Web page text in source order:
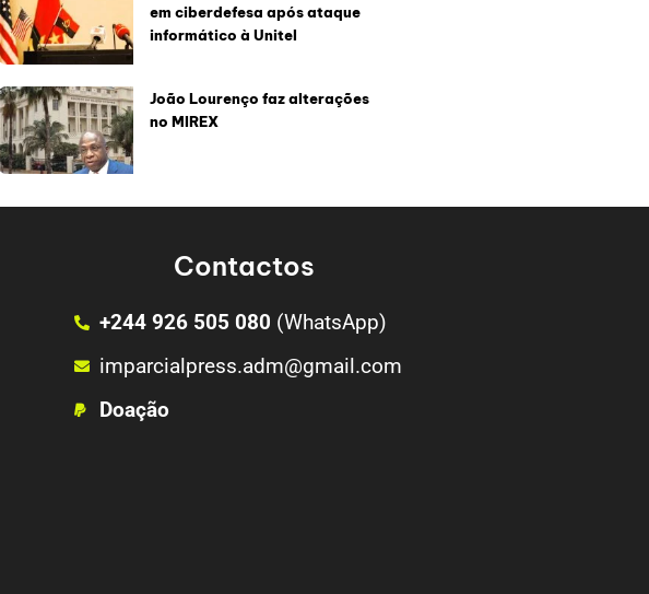
em ciberdefesa após ataque
informático à Unitel
João Lourenço faz alterações
no MIREX
Contactos
+244 926 505 080 (WhatsApp)
imparcialpress.adm@gmail.com
Doação